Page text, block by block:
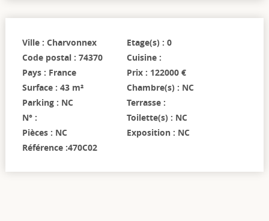
Ville : Charvonnex
Code postal : 74370
Pays : France
Surface : 43 m²
Parking : NC
N° :
Pièces : NC
Référence :470C02
Etage(s) : 0
Cuisine :
Prix : 122000 €
Chambre(s) : NC
Terrasse :
Toilette(s) : NC
Exposition : NC